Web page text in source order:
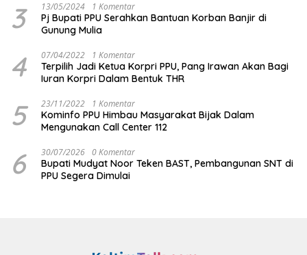
3 13/05/2024 1 Komentar
Pj Bupati PPU Serahkan Bantuan Korban Banjir di
Gunung Mulia
4 07/04/2022 1 Komentar
Terpilih Jadi Ketua Korpri PPU, Pang Irawan Akan Bagi
Iuran Korpri Dalam Bentuk THR
5 23/11/2022 1 Komentar
Kominfo PPU Himbau Masyarakat Bijak Dalam
Mengunakan Call Center 112
6 30/07/2026 0 Komentar
Bupati Mudyat Noor Teken BAST, Pembangunan SNT di
PPU Segera Dimulai